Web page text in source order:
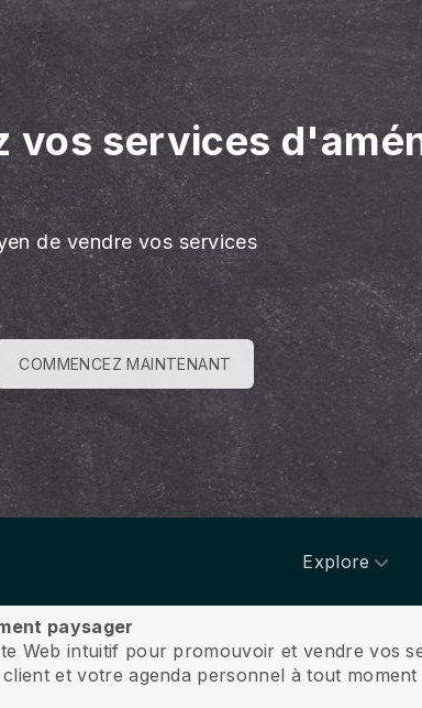
vos services
de vendre vos services
COMMENCEZ MAINTENANT
Explore
paysager
Web intuitif pour promouvoir et vendre vos
et votre agenda personnel à tout